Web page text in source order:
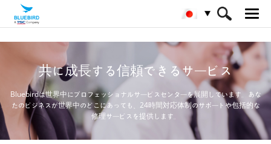
サービス& サポート & SW
共に成長する信頼できるサービス
Bluebirdは世界中にプロフェッショナルサービスセンターを展開しています。あな
たのビジネスが世界中のどこにあっても、 24時間対応体制のサポートや包括的な
修理サービスを提供します。